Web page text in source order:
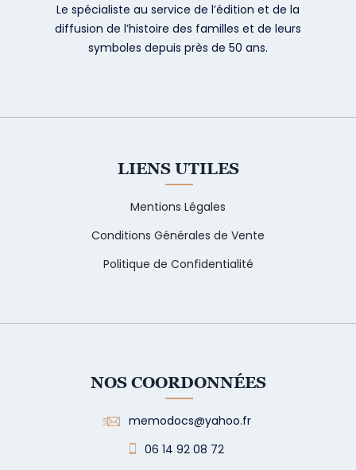
Le spécialiste au service de l’édition et de la
diffusion de l’histoire des familles et de leurs
symboles depuis près de 50 ans.
LIENS UTILES
Mentions Légales
Conditions Générales de Vente
Politique de Confidentialité
NOS COORDONNÉES
memodocs@yahoo.fr
06 14 92 08 72